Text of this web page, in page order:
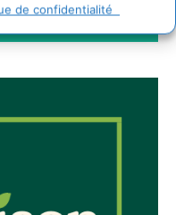
de confidentialité